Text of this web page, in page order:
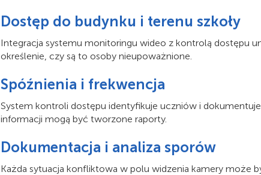
Dostęp do budynku i terenu szkoły
Integracja systemu monitoringu wideo z kontrolą dostępu
określenie, czy są to osoby nieupoważnione.
Spóźnienia i frekwencja
System kontroli dostępu identyfikuje uczniów i
informacji mogą być tworzone raporty.
Dokumentacja i analiza sporów
Każda sytuacja konfliktowa w polu widzenia kamery może